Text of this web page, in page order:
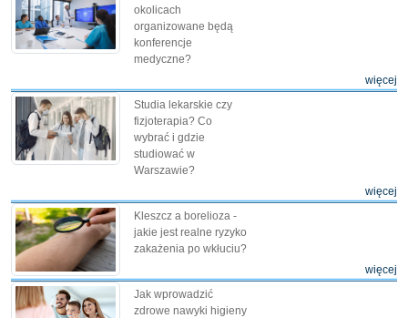
okolicach
organizowane będą
konferencje
medyczne?
więcej
Studia lekarskie czy
fizjoterapia? Co
wybrać i gdzie
studiować w
Warszawie?
więcej
Kleszcz a borelioza -
jakie jest realne ryzyko
zakażenia po wkłuciu?
więcej
Jak wprowadzić
zdrowe nawyki higieny